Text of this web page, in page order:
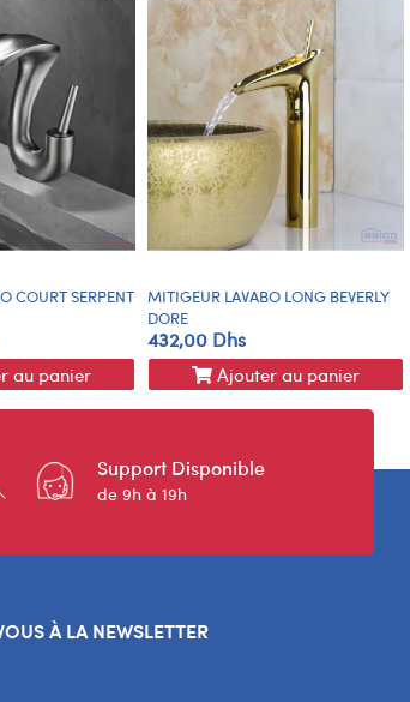
COURT SERPENT
au panier
MITIGEUR LAVABO LONG BEVERLY
DORE
432,00 Dhs
Ajouter au panier
Support Disponible
de 9h à 19h
À LA NEWSLETTER